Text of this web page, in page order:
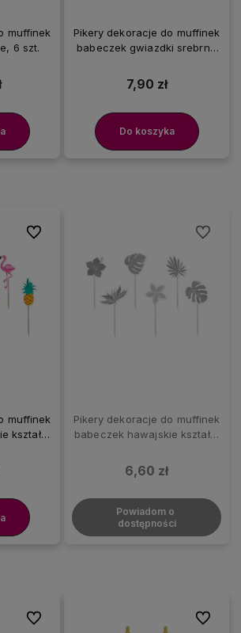
muffinek
6 szt.
Pikery dekoracje do muffinek
babeczek gwiazdki srebrne
7,90 zł
Do koszyka
muffinek
kształty
Do ulubionych
Pikery dekoracje do muffinek
babeczek hawajskie kształty
6,60 zł
Powiadom o
dostępności
Do
Do ulubionych Do